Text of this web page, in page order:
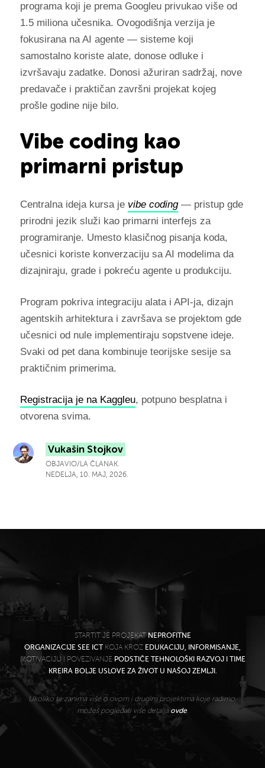
programa koji je prema Googleu privukao više od
1.5 miliona učesnika. Ovogodišnja verzija je
fokusirana na AI agente — sisteme koji
samostalno koriste alate, donose odluke i
izvršavaju zadatke. Donosi ažuriran sadržaj, nove
predavače i praktičan završni projekat kojeg
prošle godine nije bilo.
Vibe coding kao
primarni pristup
Centralna ideja kursa je vibe coding— pristup gde
prirodni jezik služi kao primarni interfejs za
programiranje. Umesto klasičnog pisanja koda,
učesnici koriste konverzaciju sa AI modelima da
dizajniraju, grade i pokreću agente u produkciju.
Program pokriva integraciju alata i API-ja, dizajn
agentskih arhitektura i završava se projektom gde
učesnici od nule implementiraju sopstvene ideje.
Svaki od pet dana kombinuje teorijske sesije sa
praktičnim primerima.
Registracija je na Kaggleu, potpuno besplatna i
otvorena svima.
Vukašin Stojkov
OBJAVIO/LA ČLANAK.
NEDELJA, 10. MAJ, 2026.
STARTIT JE PROJEKAT NEPROFITNE
ORGANIZACIJE SEE ICTKOJA KROZ EDUKACIJU, INFORMISANJE,
MOTIVACIJU I POVEZIVANJE PODSTIČE TEHNOLOŠKI RAZVOJ I TIME
KREIRA BOLJE USLOVE ZA ŽIVOT U NAŠOJ ZEMLJI.
Ukoliko te zanima više o ovom i drugim projektima koje radimo,
možeš pogledati više detalja ovde.